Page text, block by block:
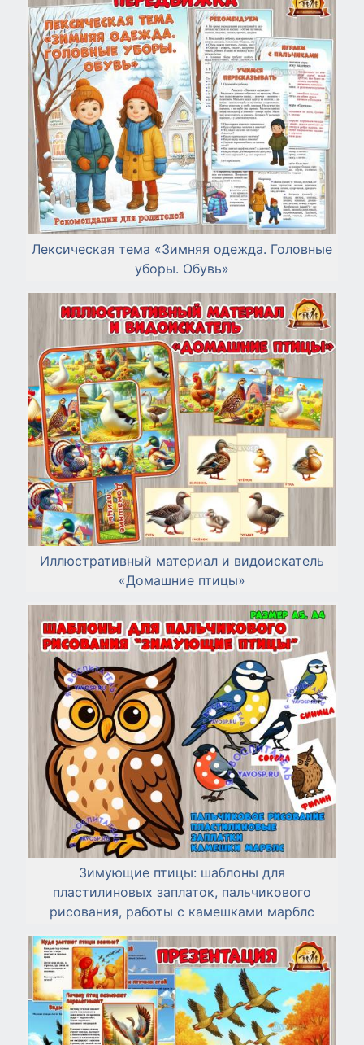
Лексическая тема «Зимняя одежда. Головные
уборы. Обувь»
Иллюстративный материал и видоискатель
«Домашние птицы»
Зимующие птицы: шаблоны для
пластилиновых заплаток, пальчикового
рисования, работы с камешками марблс